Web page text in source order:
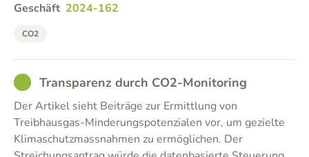
Geschäft 2024-162
CO2
GOODTransparenz durch CO2-Monitoring
Der Artikel sieht Beiträge zur Ermittlung von
Treibhausgas-Minderungspotenzialen vor, um gezielte
Klimaschutzmassnahmen zu ermöglichen. Der